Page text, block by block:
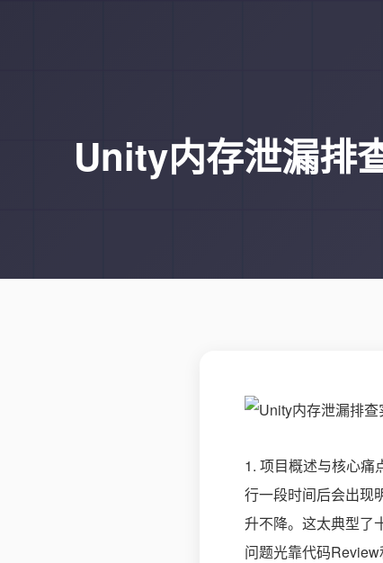
Unity内存泄漏排
1. 项目概述与核心痛
行一段时间后会出现
升不降。这太典型了
问题光靠代码